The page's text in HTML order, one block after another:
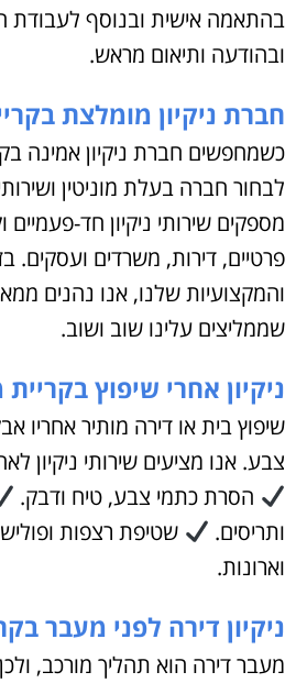
בהתאמה אישית ובנוסף לעבודת
ובהודעה ותיאום מראש.
חברת ניקיון מומלצת
כשמחפשים חברת ניקיון אמינה
לבחור חברה בעלת מוניטין
מספקים שירותי ניקיון חד-פעמיים
פרטיים, דירות, משרדים ועסקים.
והמקצועיות שלנו, אנו נהנים
שממליצים עלינו שוב ושוב.
ניקיון אחרי שיפוץ בקריית
שיפוץ בית או דירה מותיר אחריו
צבע. אנו מציעים שירותי ניקיון
הסרת כתמי צבע, טיח ודבק.
ותריסים.
שטיפת רצפות
וארונות.
ניקיון דירה לפני מעבר
מעבר דירה הוא תהליך מורכב,